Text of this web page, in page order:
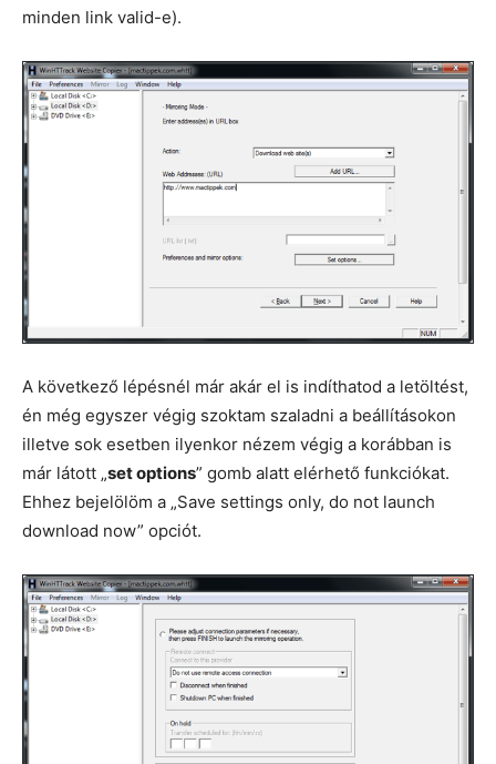
minden link valid-e).
A következő lépésnél már akár el is indíthatod a letöltést,
én még egyszer végig szoktam szaladni a beállításokon
illetve sok esetben ilyenkor nézem végig a korábban is
már látott „set options” gomb alatt elérhető funkciókat.
Ehhez bejelölöm a „Save settings only, do not launch
download now” opciót.